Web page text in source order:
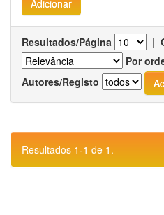
Resultados/Página |
Por
Autores/Registo
Resultados 1-1 de 1.